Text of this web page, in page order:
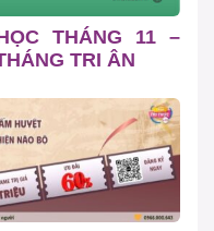
THÁNG 11 –
TRI ÂN